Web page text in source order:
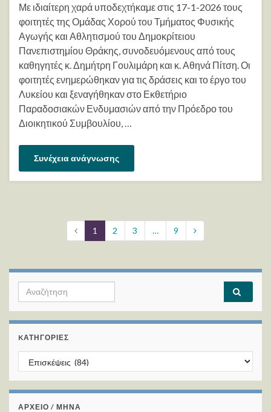
Με ιδιαίτερη χαρά υποδεχτήκαμε στις 17-1-2026 τους
φοιτητές της Ομάδας Χορού του Τμήματος Φυσικής
Αγωγής και Αθλητισμού του Δημοκρίτειου
Πανεπιστημίου Θράκης, συνοδευόμενους από τους
καθηγητές κ. Δημήτρη Γουλιμάρη και κ. Αθηνά Πίτση. Οι
φοιτητές ενημερώθηκαν για τις δράσεις και το έργο του
Λυκείου και ξεναγήθηκαν στο Εκθετήριο
Παραδοσιακών Ενδυμασιών από την Πρόεδρο του
Διοικητικού Συμβουλίου, …
Συνέχεια ανάγνωσης
1 2 3 … 9
Search for:
KΑΤΗΓΟΡΊΕΣ
Kατηγορίες
ΑΡΧΕΙΟ / ΜΗΝΑ